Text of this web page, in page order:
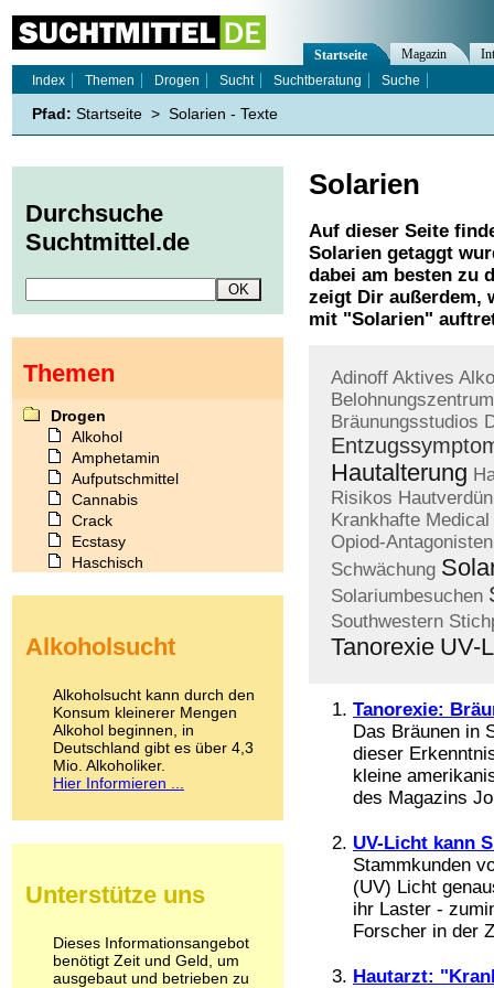
Solarien
Auf dieser Seite
Solarien getaggt
dabei am besten zu
zeigt Dir außerdem,
mit "Solarien"
Adinoff Aktives
Belohnungszentrum
Bräunungsstudios
Hautalterung
Risikos
Krankhafte Medical
Opiod-Antagonisten
Schwächung
Solariumbesuchen
Southwestern
Tanorexie UV-
Tanorexie:
Das Bräunen in
dieser
kleine
des Magazins
UV-Licht kann
Stammkunden
(UV) Licht
ihr Laster -
Forscher in der
Hautarzt:
Startseite Magazin
Index
Themen Drogen Sucht Suchtberatung Suche
Pfad: Startseite > Solarien - Texte
Durchsuche
Suchtmittel.de
Themen
Drogen
Alkohol
Amphetamin
Aufputschmittel
Cannabis
Crack
Ecstasy
Haschisch
Kokain
LSD
Marihuana
Medikamente
Meskalin
Metamphetamin
Methadon
Pilze
Psychopharmaka
Schlafmittel
Schmerzmittel
Alkoholsucht
Alkoholsucht kann durch den
Konsum kleinerer Mengen
Alkohol beginnen, in
Deutschland gibt es über 4,3
Mio. Alkoholiker.
Hier Informieren ...
Unterstütze uns
Dieses Informationsangebot
benötigt Zeit und Geld, um
ausgebaut und betrieben zu